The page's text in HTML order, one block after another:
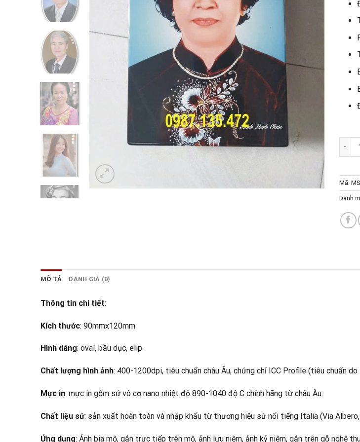
Ảnh
Mã:
Danh
MÔ TẢ ĐÁNH GIÁ (0)
Thông tin chi tiết:
Kích thước: 90mmx120mm.
Hình dáng: oval, bầu dục, elip.
Chất lượng hình ảnh: 400-1200dpi, tiêu chuẩn châu Âu, chứng chỉ ICC Profile (tiêu chuẩn
Mực in: mực in gốm sứ vô cơ nano nhiệt độ 890-1040 độ C chính hãng từ châu Âu.
Chất liệu sứ: sản xuất hoàn toàn và nhập khẩu từ thương hiệu sứ nổi tiếng Italia (Via
Ứng dụng: Ảnh bia mộ, gắn trực tiếp trên mộ, ảnh lưu niệm, ảnh kỷ niệm, gắn trên gỗ nghệ